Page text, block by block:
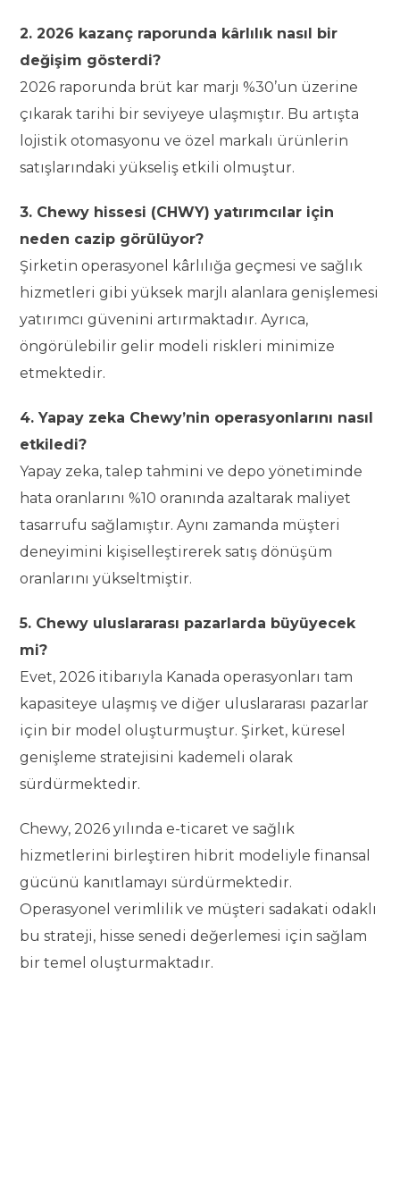
2. 2026 kazanç raporunda kârlılık nasıl bir
değişim gösterdi?
2026 raporunda brüt kar marjı %30’un üzerine
çıkarak tarihi bir seviyeye ulaşmıştır. Bu artışta
lojistik otomasyonu ve özel markalı ürünlerin
satışlarındaki yükseliş etkili olmuştur.
3. Chewy hissesi (CHWY) yatırımcılar için
neden cazip görülüyor?
Şirketin operasyonel kârlılığa geçmesi ve sağlık
hizmetleri gibi yüksek marjlı alanlara genişlemesi
yatırımcı güvenini artırmaktadır. Ayrıca,
öngörülebilir gelir modeli riskleri minimize
etmektedir.
4. Yapay zeka Chewy’nin operasyonlarını nasıl
etkiledi?
Yapay zeka, talep tahmini ve depo yönetiminde
hata oranlarını %10 oranında azaltarak maliyet
tasarrufu sağlamıştır. Aynı zamanda müşteri
deneyimini kişiselleştirerek satış dönüşüm
oranlarını yükseltmiştir.
5. Chewy uluslararası pazarlarda büyüyecek
mi?
Evet, 2026 itibarıyla Kanada operasyonları tam
kapasiteye ulaşmış ve diğer uluslararası pazarlar
için bir model oluşturmuştur. Şirket, küresel
genişleme stratejisini kademeli olarak
sürdürmektedir.
Chewy, 2026 yılında e-ticaret ve sağlık
hizmetlerini birleştiren hibrit modeliyle finansal
gücünü kanıtlamayı sürdürmektedir.
Operasyonel verimlilik ve müşteri sadakati odaklı
bu strateji, hisse senedi değerlemesi için sağlam
bir temel oluşturmaktadır.